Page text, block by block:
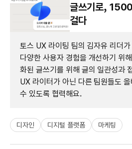
글쓰기로,
걸다
토스 UX 라이팅 팀의 김자유 리더
다양한 사용자 경험을 개선하기 위
화된 글쓰기를 위해 글의 일관성과
UX 라이터가 아닌 다른 팀원들도
수 있도록 협력해요.
디자인 디지털 플랫폼 마케팅